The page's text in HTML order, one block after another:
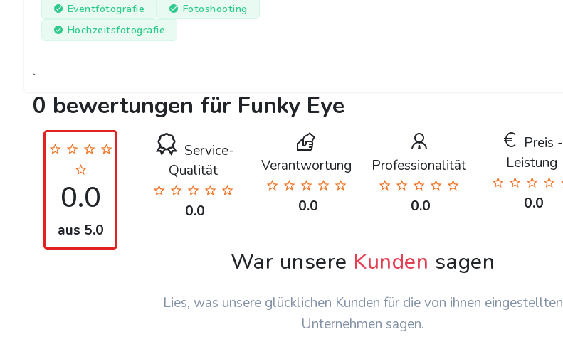
Eventfotografie
Fotoshooting
Hochzeitsfotografie
0 bewertungen für Funky Eye
0.0
aus 5.0
Service-
Qualität
0.0
Verantwortung
0.0
Professionalität
0.0
Preis -
Leistung
0.0
War unsere Kunden sagen
Lies, was unsere glücklichen Kunden für die von ihnen eingestellten
Unternehmen sagen.